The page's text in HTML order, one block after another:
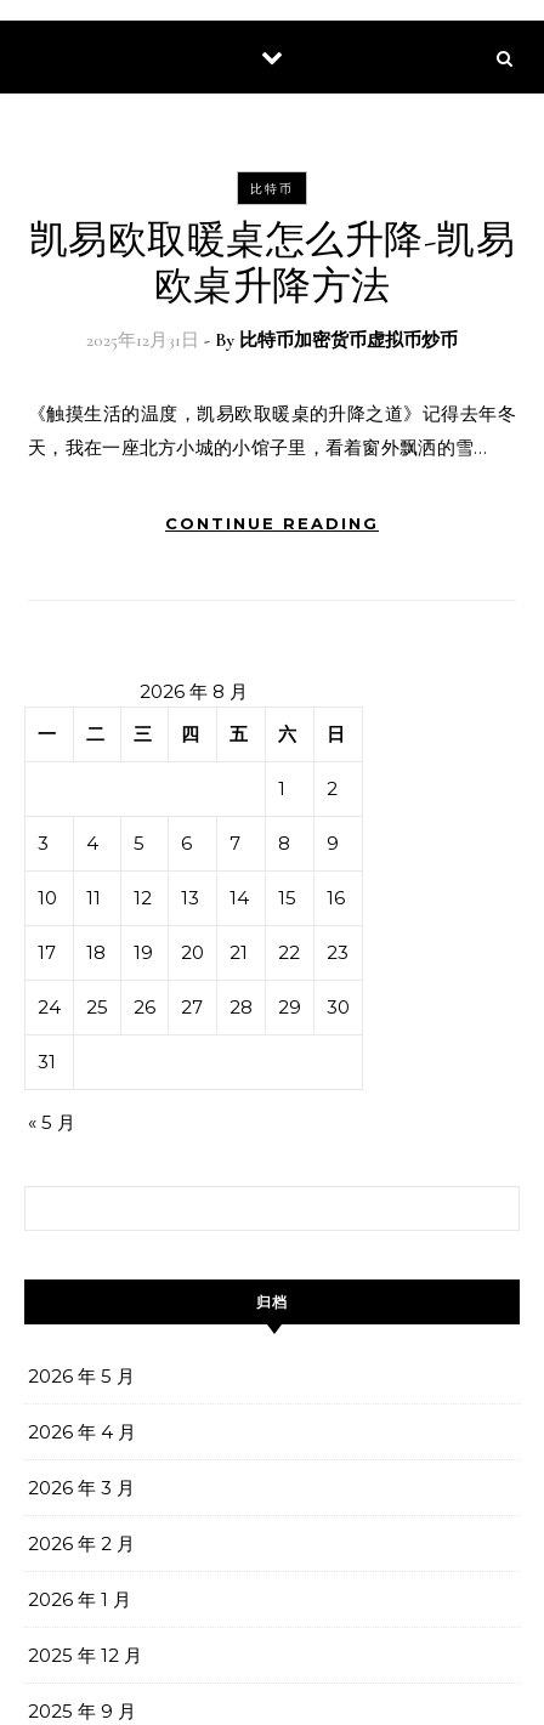
比特币
凯易欧取暖桌怎么升降-凯易
欧桌升降方法
2025年12月31日 - By 比特币加密货币虚拟币炒币
《触摸生活的温度，凯易欧取暖桌的升降之道》记得去年冬
天，我在一座北方小城的小馆子里，看着窗外飘洒的雪…
CONTINUE READING
2026 年 8 月
一
二 三 四 五 六 日
1 2
3 4 5 6 7 8 9
10 11 12 13 14 15 16
17 18 19 20 21 22 23
24 25 26 27 28 29 30
31
« 5 月
归档
2026 年 5 月
2026 年 4 月
2026 年 3 月
2026 年 2 月
2026 年 1 月
2025 年 12 月
2025 年 9 月